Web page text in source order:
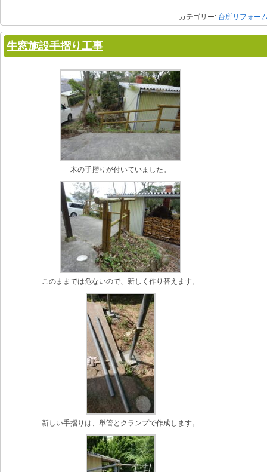
カテゴリー: 台所リフォー
牛窓施設手摺り工事
木の手摺りが付いていました。
このままでは危ないので、新しく作り替えます。
新しい手摺りは、単管とクランプで作成します。